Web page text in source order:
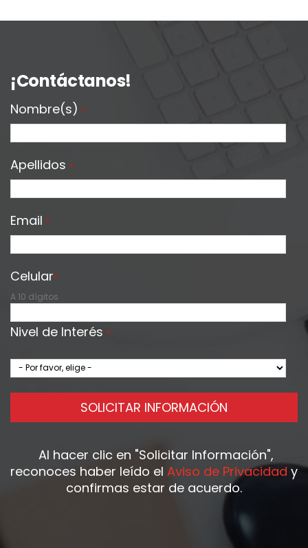
¡Contáctanos!
Nombre(s) *
Apellidos *
Email *
Celular*
A 10 dígitos
Nivel de Interés *
SOLICITAR INFORMACIÓN
Al hacer clic en "Solicitar Información",
reconoces haber leído el Aviso de Privacidad y
confirmas estar de acuerdo.